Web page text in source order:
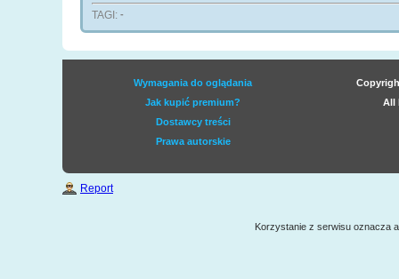
TAGI: -
Wymagania do oglądania
Jak kupić premium?
Dostawcy treści
Prawa autorskie
All
Report
Korzystanie z serwisu oznacza